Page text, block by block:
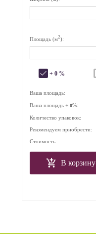
Площадь (м2):
+ 0 %
Ваша площадь:
Ваша площадь + 0%:
Количество упаковок:
Рекомендуем приобрести:
Стоимость:
В корзину